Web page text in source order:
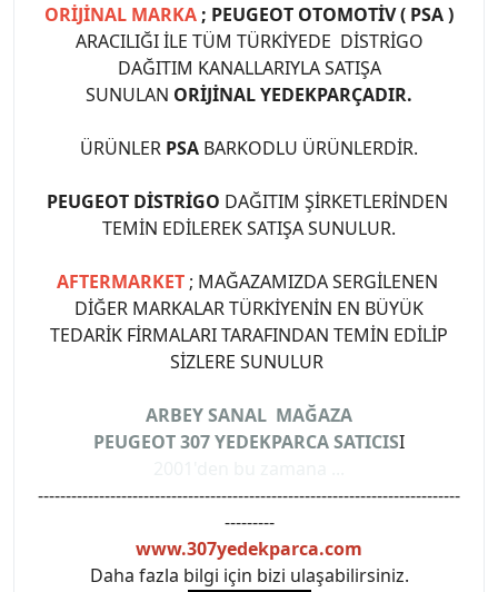
ORİJİNAL MARKA ; PEUGEOT OTOMOTİV ( PSA )
ARACILIĞI İLE TÜM TÜRKİYEDE DİSTRİGO
DAĞITIM KANALLARIYLA SATIŞA
SUNULAN ORİJİNAL YEDEKPARÇADIR.
ÜRÜNLER PSA BARKODLU ÜRÜNLERDİR.
PEUGEOT DİSTRİGO DAĞITIM ŞİRKETLERİNDEN
TEMİN EDİLEREK SATIŞA SUNULUR.
AFTERMARKET ; MAĞAZAMIZDA SERGİLENEN
DİĞER MARKALAR TÜRKİYENİN EN BÜYÜK
TEDARİK FİRMALARI TARAFINDAN TEMİN EDİLİP
SİZLERE SUNULUR
ARBEY SANAL MAĞAZA
PEUGEOT 307 YEDEKPARCA SATICISI
----------------------------------------------------------------------------
---------
www.307yedekparca.com
Daha fazla bilgi için bizi ulaşabilirsiniz.